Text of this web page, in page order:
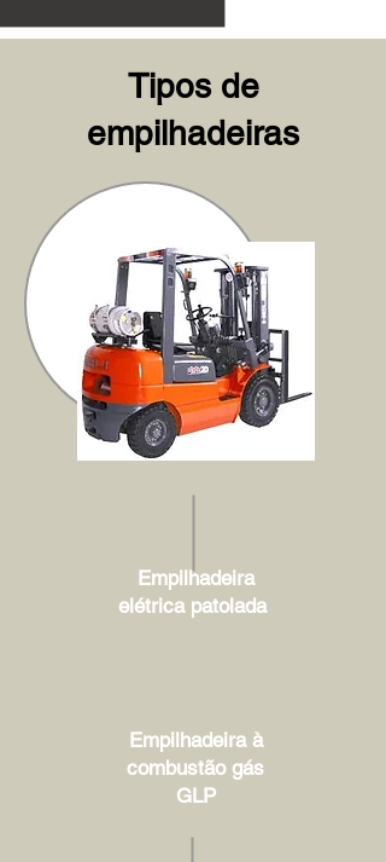
Tipos de
empilhadeiras
Empilhadeira
elétrica patolada
Empilhadeira à
combustão gás
GLP